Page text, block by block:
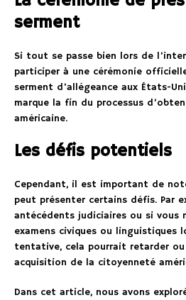
serment
Si tout se passe bien lors de
participer à une cérémonie
serment d’allégeance aux États-
marque la fin du processus
américaine.
Les défis potentiels
Cependant, il est important de
peut présenter certains défis. Par
antécédents judiciaires ou si vous
examens civiques ou linguistiques
tentative, cela pourrait retarder ou
acquisition de la citoyenneté
Dans cet article, nous avons